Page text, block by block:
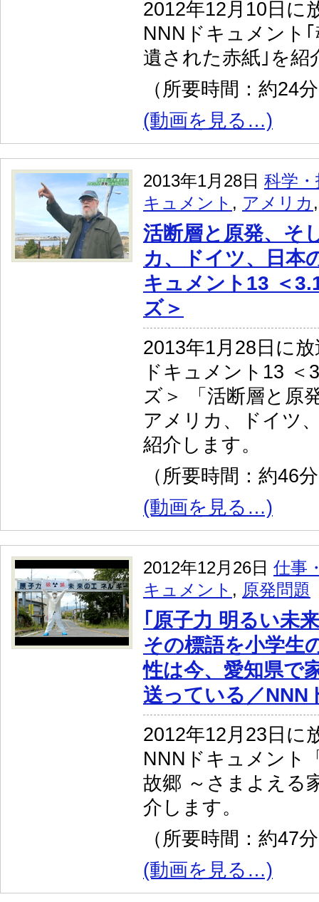
2012年12月10日に
NNNドキュメント
遺された赤紙｣を紹
（所要時間：約24
(動画を見る…)
2013年1月28日 科学
キュメント , アメリカ
活断層と原発、そ
カ、ドイツ、日本
キュメント13 ＜
ズ＞
2013年1月28日に
ドキュメント13 ＜
ズ＞ 「活断層と原
アメリカ、ドイツ
紹介します。
（所要時間：約46
(動画を見る…)
2012年12月26日 仕事
キュメント , 原発問題
｢原子力 明るい未
その標語を小学生
性は今、愛知県で
送っている／NNN
2012年12月23日に
NNNドキュメント
故郷 ～さまよえる
介します。
（所要時間：約47
(動画を見る…)